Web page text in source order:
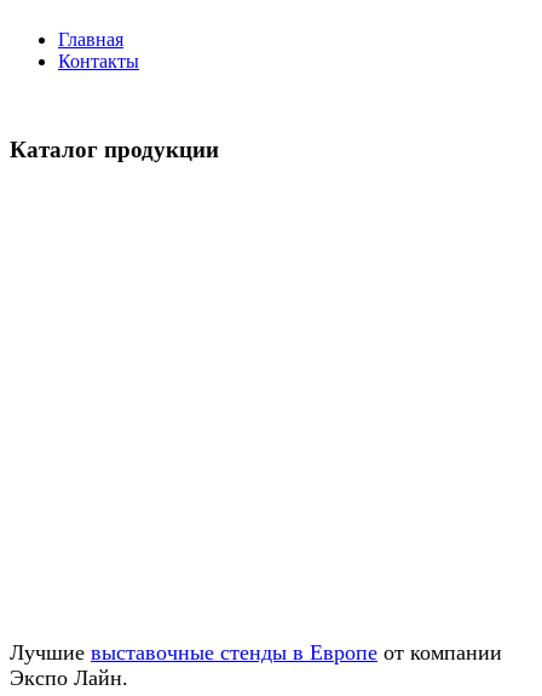
Главная
Контакты
Каталог продукции
Лучшие выставочные стенды в Европе от компании
Экспо Лайн.